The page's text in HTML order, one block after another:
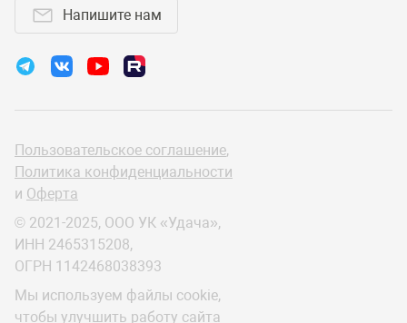
Напишите нам
Пользовательское соглашение,
Политика конфиденциальности
и Оферта
© 2021-2025, ООО УК «Удача»,
ИНН 2465315208,
ОГРН 1142468038393
Мы используем файлы cookie,
чтобы улучшить работу сайта